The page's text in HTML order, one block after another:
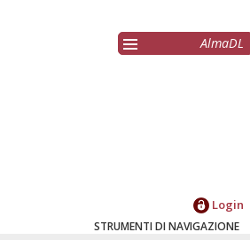
AlmaDL
Login
STRUMENTI DI NAVIGAZIONE